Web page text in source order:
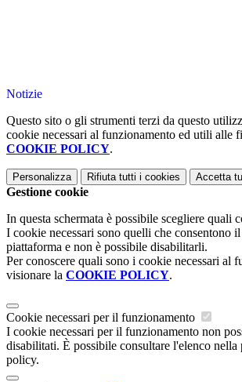
Notizie
Questo sito o gli strumenti terzi da questo
cookie necessari al funzionamento ed utili alle
COOKIE POLICY.
Personalizza Rifiuta tutti i cookies Accetta
Gestione cookie
In questa schermata è possibile scegliere quali
I cookie necessari sono quelli che consentono
piattaforma e non è possibile disabilitarli.
Per conoscere quali sono i cookie necessari al
visionare la COOKIE POLICY.
Cookie necessari per il funzionamento
I cookie necessari per il funzionamento non
disabilitati. È possibile consultare l'elenco nella
policy.